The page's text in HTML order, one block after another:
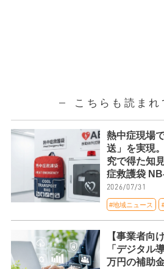
こちらも読まれ
熱中症現場
送」を実現
究で得た知
症救護袋
2026/07/31
#地域ニュース
【事業者向
「デジタル
万円の補助